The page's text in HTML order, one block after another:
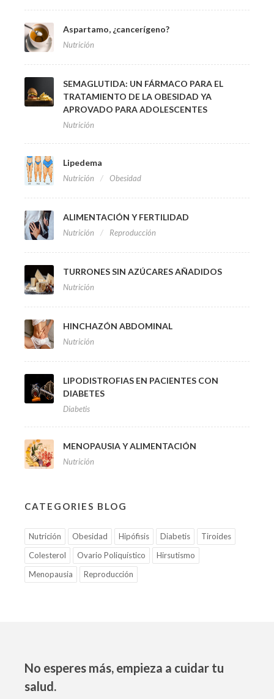
Aspartamo, ¿cancerígeno?
Nutrición
SEMAGLUTIDA: UN FÁRMACO PARA EL
TRATAMIENTO DE LA OBESIDAD YA
APROVADO PARA ADOLESCENTES
Nutrición
Lipedema
Nutrición Obesidad
ALIMENTACIÓN Y FERTILIDAD
Nutrición Reproducción
TURRONES SIN AZÚCARES AÑADIDOS
Nutrición
HINCHAZÓN ABDOMINAL
Nutrición
LIPODISTROFIAS EN PACIENTES CON
DIABETES
Diabetis
MENOPAUSIA Y ALIMENTACIÓN
Nutrición
CATEGORIES BLOG
Nutrición Obesidad Hipófisis Diabetis
Tiroides
Colesterol
Ovario Poliquístico
Hirsutismo
Menopausia
Reproducción
No esperes más, empieza a cuidar tu
salud.